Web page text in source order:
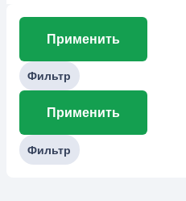
Применить
Фильтр
Применить
Фильтр